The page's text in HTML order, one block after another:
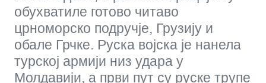
обухватиле готово читаво
црноморско подручје, Грузију и
обале Грчке. Руска војска је нанела
турској армији низ удара у
Молдавији, а први пут су руске трупе